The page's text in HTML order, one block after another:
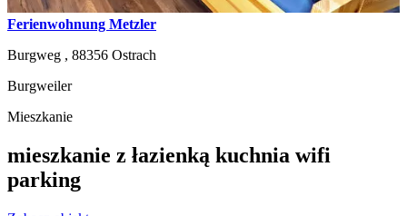
Ferienwohnung Metzler
Burgweg , 88356 Ostrach
Burgweiler
Mieszkanie
mieszkanie z łazienką kuchnia wifi
parking